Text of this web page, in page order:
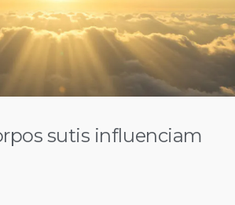
sutis influenciam